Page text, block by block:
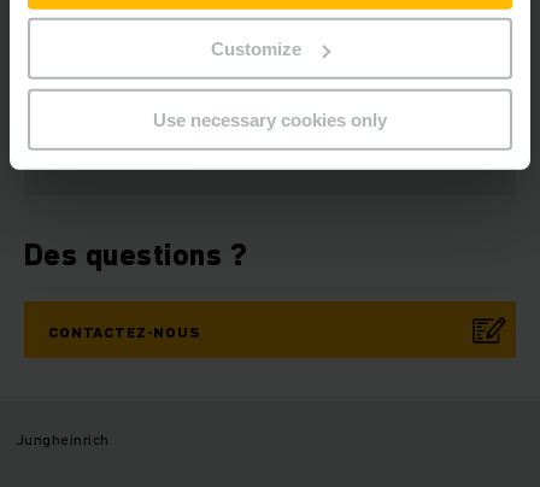
Customize
Use necessary cookies only
Newsletter
S'ABONNER
Réseaux sociaux
Des questions ?
CONTACTEZ-NOUS
Jungheinrich